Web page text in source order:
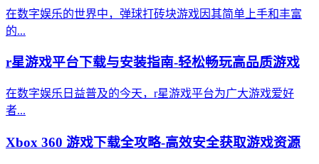
在数字娱乐的世界中，弹球打砖块游戏因其简单上手和丰富
的...
r星游戏平台下载与安装指南-轻松畅玩高品质游戏
在数字娱乐日益普及的今天，r星游戏平台为广大游戏爱好
者...
Xbox 360 游戏下载全攻略-高效安全获取游戏资源